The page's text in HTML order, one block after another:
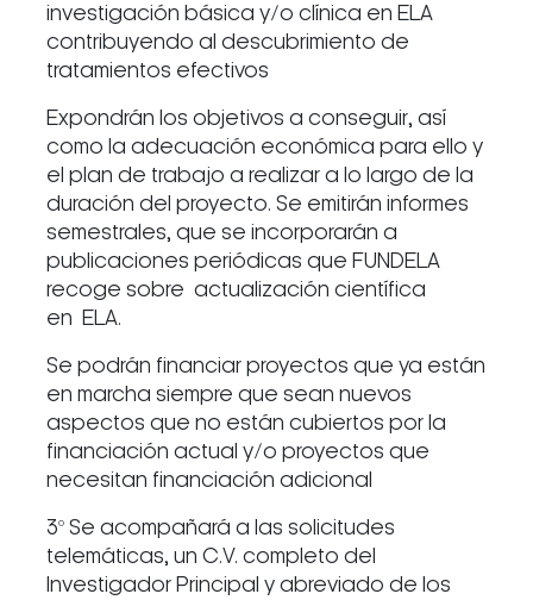
investigación básica y/o clínica en ELA
contribuyendo al descubrimiento de
tratamientos efectivos
Expondrán los objetivos a conseguir, así
como la adecuación económica para ello y
el plan de trabajo a realizar a lo largo de la
duración del proyecto. Se emitirán informes
semestrales, que se incorporarán a
publicaciones periódicas que FUNDELA
recoge sobre actualización científica
en ELA.
Se podrán financiar proyectos que ya están
en marcha siempre que sean nuevos
aspectos que no están cubiertos por la
financiación actual y/o proyectos que
necesitan financiación adicional
3º Se acompañará a las solicitudes
telemáticas, un C.V. completo del
Investigador Principal y abreviado de los